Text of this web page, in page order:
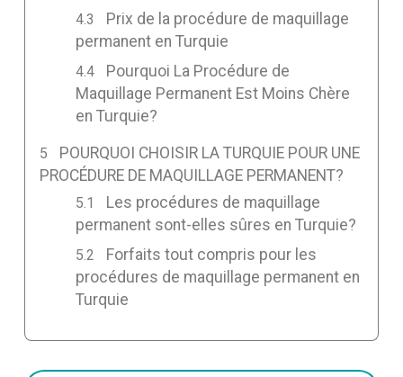
Prix de la procédure de maquillage
permanent en Turquie
Pourquoi La Procédure de
Maquillage Permanent Est Moins Chère
en Turquie?
POURQUOI CHOISIR LA TURQUIE POUR UNE
PROCÉDURE DE MAQUILLAGE PERMANENT?
Les procédures de maquillage
permanent sont-elles sûres en Turquie?
Forfaits tout compris pour les
procédures de maquillage permanent en
Turquie